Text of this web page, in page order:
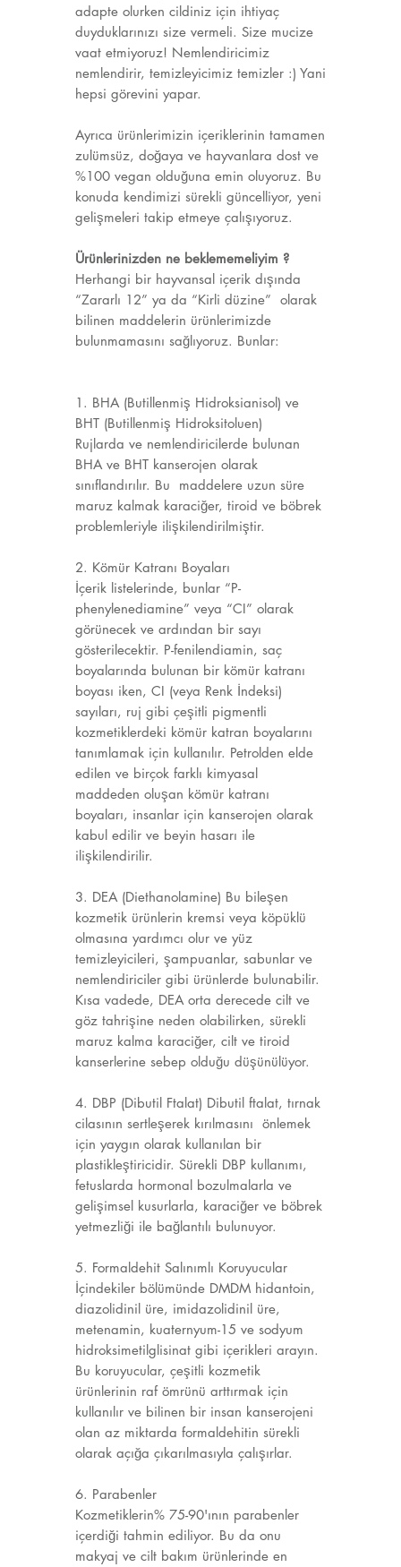
adapte olurken cildiniz için ihtiyaç
duyduklarınızı size vermeli. Size mucize
vaat etmiyoruz! Nemlendiricimiz
nemlendirir, temizleyicimiz temizler :) Yani
hepsi görevini yapar.
Ayrıca ürünlerimizin içeriklerinin tamamen
zulümsüz, doğaya ve hayvanlara dost ve
%100 vegan olduğuna emin oluyoruz. Bu
konuda kendimizi sürekli güncelliyor, yeni
gelişmeleri takip etmeye çalışıyoruz.
Ürünlerinizden ne beklememeliyim ?
Herhangi bir hayvansal içerik dışında
“Zararlı 12” ya da “Kirli düzine” olarak
bilinen maddelerin ürünlerimizde
bulunmamasını sağlıyoruz. Bunlar:
1. BHA (Butillenmiş Hidroksianisol) ve
BHT (Butillenmiş Hidroksitoluen)
Rujlarda ve nemlendiricilerde bulunan
BHA ve BHT kanserojen olarak
sınıflandırılır. Bu maddelere uzun süre
maruz kalmak karaciğer, tiroid ve böbrek
problemleriyle ilişkilendirilmiştir.
2. Kömür Katranı Boyaları
İçerik listelerinde, bunlar “P-
phenylenediamine” veya “CI” olarak
görünecek ve ardından bir sayı
gösterilecektir. P-fenilendiamin, saç
boyalarında bulunan bir kömür katranı
boyası iken, CI (veya Renk İndeksi)
sayıları, ruj gibi çeşitli pigmentli
kozmetiklerdeki kömür katran boyalarını
tanımlamak için kullanılır. Petrolden elde
edilen ve birçok farklı kimyasal
maddeden oluşan kömür katranı
boyaları, insanlar için kanserojen olarak
kabul edilir ve beyin hasarı ile
ilişkilendirilir.
3. DEA (Diethanolamine) Bu bileşen
kozmetik ürünlerin kremsi veya köpüklü
olmasına yardımcı olur ve yüz
temizleyicileri, şampuanlar, sabunlar ve
nemlendiriciler gibi ürünlerde bulunabilir.
Kısa vadede, DEA orta derecede cilt ve
göz tahrişine neden olabilirken, sürekli
maruz kalma karaciğer, cilt ve tiroid
kanserlerine sebep olduğu düşünülüyor.
4. DBP (Dibutil Ftalat) Dibutil ftalat, tırnak
cilasının sertleşerek kırılmasını önlemek
için yaygın olarak kullanılan bir
plastikleştiricidir. Sürekli DBP kullanımı,
fetuslarda hormonal bozulmalarla ve
gelişimsel kusurlarla, karaciğer ve böbrek
yetmezliği ile bağlantılı bulunuyor.
5. Formaldehit Salınımlı Koruyucular
İçindekiler bölümünde DMDM hidantoin,
diazolidinil üre, imidazolidinil üre,
metenamin, kuaternyum-15 ve sodyum
hidroksimetilglisinat gibi içerikleri arayın.
Bu koruyucular, çeşitli kozmetik
ürünlerinin raf ömrünü arttırmak için
kullanılır ve bilinen bir insan kanserojeni
olan az miktarda formaldehitin sürekli
olarak açığa çıkarılmasıyla çalışırlar.
6. Parabenler
Kozmetiklerin% 75-90'ının parabenler
içerdiği tahmin ediliyor. Bu da onu
makyaj ve cilt bakım ürünlerinde en